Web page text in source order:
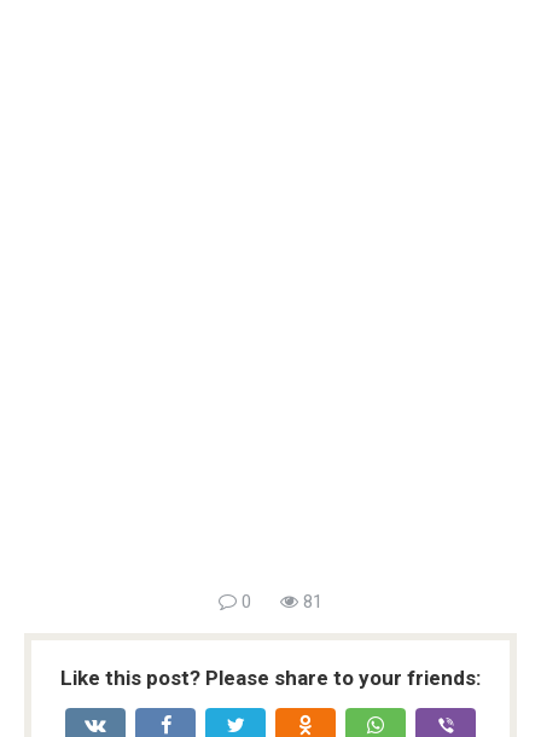
0 81
Like this post? Please share to your friends: